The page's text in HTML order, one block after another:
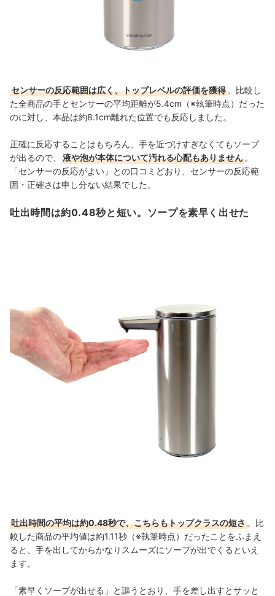
センサーの反応範囲は広く、トップレベルの評価を獲得 。 比較し
た全商品の手とセンサーの平均距離が5.4cm（※執筆時点）だった
のに対し、本品は約8.1cm離れた位置でも反応しました。
正確に反応することはもちろん、手を近づけすぎなくてもソープ
が出るので、
液や泡が本体について汚れる心配もありません 。
「センサーの反応がよい」との口コミどおり、センサーの反応範
囲・正確さは申し分ない結果でした。
吐出時間は約0.48秒と短い。ソープを素早く出せた
吐出時間の平均は約0.48秒で、こちらもトップクラスの短さ 。比
較した商品の平均値は約1.11秒（※執筆時点）だったことをふまえ
ると、手を出してからかなりスムーズにソープが出でくるといえ
ます。
「素早くソープが出せる」と謳うとおり、手を差し出すとサッと